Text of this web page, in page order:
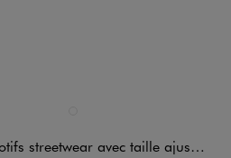
avec taille ajustable bébé garçon